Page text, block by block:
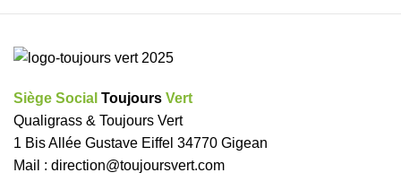
Siège Social Toujours Vert
Qualigrass & Toujours Vert
1 Bis Allée Gustave Eiffel 34770 Gigean
Mail : direction@toujoursvert.com